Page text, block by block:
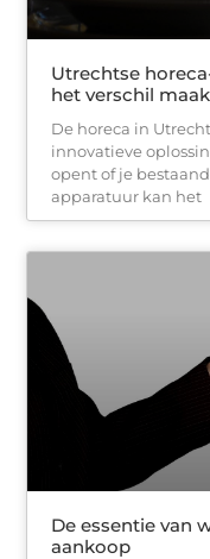
Utrechtse
het verschil
De horeca in
innovatieve
opent of je
apparatuur kan het
De essentie van
aankoop